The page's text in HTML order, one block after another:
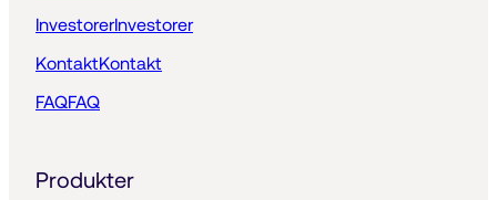
InvestorerInvestorer
KontaktKontakt
FAQFAQ
Produkter